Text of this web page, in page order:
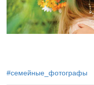
#семейные_фотографы